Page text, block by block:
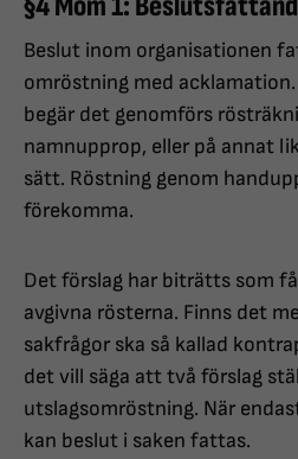
Beslut inom organisationen
omröstning med
begär det genomförs
namnupprop, eller på annat
sätt. Röstning genom
förekomma.
Det förslag har biträtts som
avgivna rösterna. Finns det
sakfrågor ska så kallad
det vill säga att två förslag
utslagsomröstning. När
kan beslut i saken fattas.